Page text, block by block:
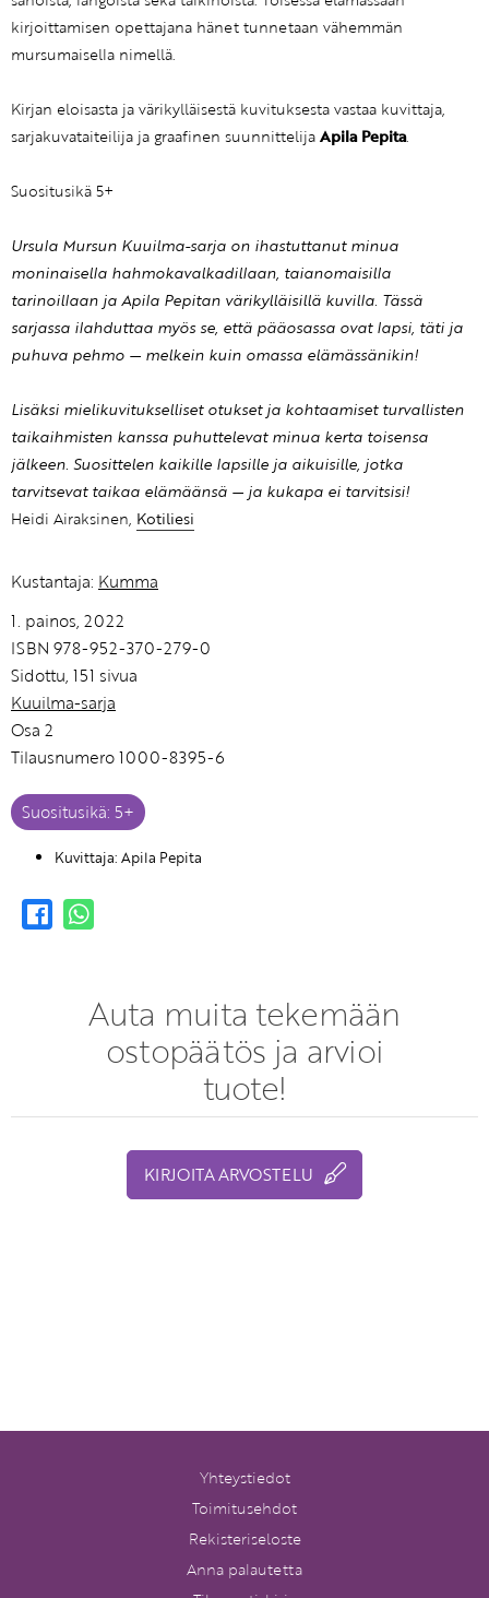
kirjoittamisen opettajana hänet tunnetaan vähemmän
mursumaisella nimellä.
Kirjan eloisasta ja värikylläisestä kuvituksesta vastaa kuvittaja,
sarjakuvataiteilija ja graafinen suunnittelija Apila Pepita.
Suositusikä 5+
Ursula Mursun Kuuilma-sarja on ihastuttanut minua
moninaisella hahmokavalkadillaan, taianomaisilla
tarinoillaan ja Apila Pepitan värikylläisillä kuvilla. Tässä
sarjassa ilahduttaa myös se, että pääosassa ovat lapsi, täti ja
puhuva pehmo — melkein kuin omassa elämässänikin!
Lisäksi mielikuvitukselliset otukset ja kohtaamiset turvallisten
taikaihmisten kanssa puhuttelevat minua kerta toisensa
jälkeen. Suosittelen kaikille lapsille ja aikuisille, jotka
tarvitsevat taikaa elämäänsä — ja kukapa ei tarvitsisi!
Heidi Airaksinen, Kotiliesi
Kustantaja: Kumma
1. painos, 2022
ISBN 978-952-370-279-0
Sidottu, 151 sivua
Kuuilma-sarja
Osa 2
Tilausnumero 1000-8395-6
Suositusikä: 5+
Kuvittaja: Apila Pepita
Auta muita tekemään
ostopäätös ja arvioi
tuote!
KIRJOITA ARVOSTELU
Yhteystiedot
Toimitusehdot
Rekisteriseloste
Anna palautetta